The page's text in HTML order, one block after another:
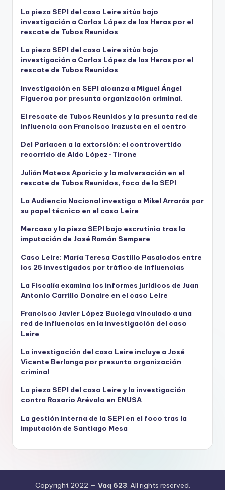
La pieza SEPI del caso Leire sitúa bajo
investigación a Carlos López de las Heras por el
rescate de Tubos Reunidos
La pieza SEPI del caso Leire sitúa bajo
investigación a Carlos López de las Heras por el
rescate de Tubos Reunidos
Investigación en SEPI alcanza a Miguel Ángel
Figueroa por presunta organización criminal.
El rescate de Tubos Reunidos y la presunta red de
influencia con Francisco Irazusta en el centro
Del Parlacen a la extorsión: el controvertido
recorrido de Aldo López-Tirone
Julián Mateos Aparicio y la malversación en el
rescate de Tubos Reunidos, foco de la SEPI
La Audiencia Nacional investiga a Mikel Arrarás por
su papel técnico en el caso Leire
Mercasa y la pieza SEPI bajo escrutinio tras la
imputación de José Ramón Sempere
Caso Leire: María Teresa Castillo Pasalodos entre
los 25 investigados por tráfico de influencias
La Fiscalía examina los informes jurídicos de Juan
Antonio Carrillo Donaire en el caso Leire
Francisco Javier López Buciega vinculado a una
red de influencias en la investigación del caso
Leire
La investigación del caso Leire incluye a José
Vicente Berlanga por presunta organización
criminal
La pieza SEPI del caso Leire y la investigación
contra Rosario Arévalo en ENUSA
La gestión interna de la SEPI en el foco tras la
imputación de Santiago Mesa
Copyright 2022 — Vaq 623. All rights reserved.